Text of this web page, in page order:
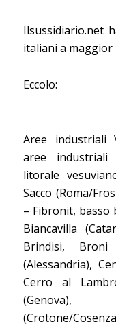
Ilsussidiario.net
italiani a
Eccolo:
Aree industriali
aree industriali
litorale
Sacco (Roma/
– Fibronit, basso
Biancavilla
Brindisi, Broni
(Alessandria),
Cerro al
(Genova),
(Crotone/